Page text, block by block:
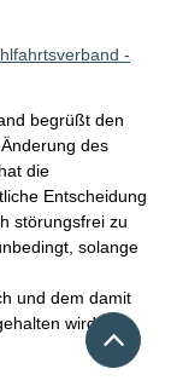
-
begrüßt den
des
die
Entscheidung
störungsfrei zu
solange
und dem damit
wird.